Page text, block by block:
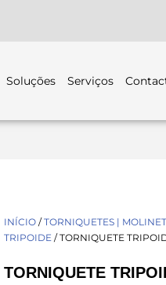
Soluções Serviços
INÍCIO /TORNIQUETES |
TRIPOIDE / TORNIQUETE
TORNIQUETE